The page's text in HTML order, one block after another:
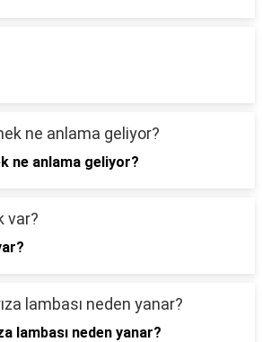
ne anlama geliyor?
lambası neden yanar?